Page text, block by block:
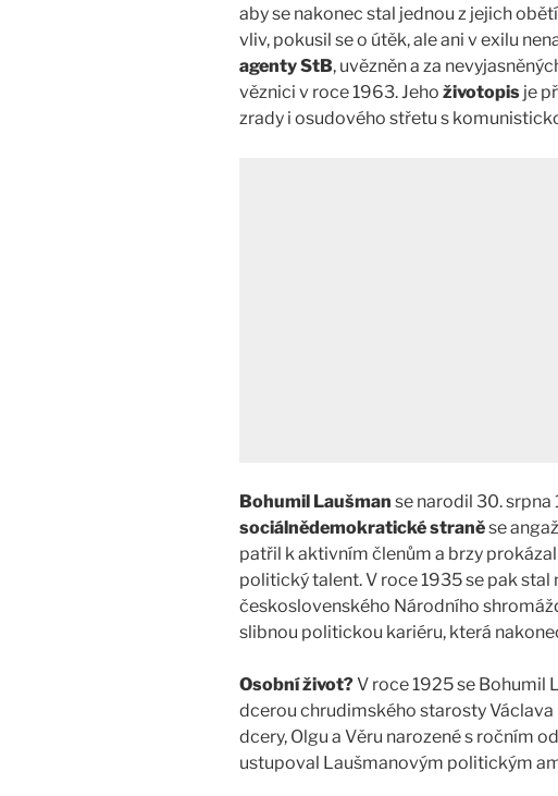
aby se nakonec stal jednou z jejich
vliv, pokusil se o útěk, ale ani v exilu
agenty StB, uvězněn a za
věznici v roce 1963. Jeho životopis je
zrady i osudového střetu s
Bohumil Laušman se narodil 30. srpna
sociálnědemokratické straněse
patřil k aktivním členům a brzy
politický talent. V roce 1935 se pak
československého Národního
slibnou politickou kariéru, která
Osobní život?V roce 1925 se Bohumil
dcerou chrudimského starosty
dcery, Olgu a Věru narozené s ročním
ustupoval Laušmanovým politickým